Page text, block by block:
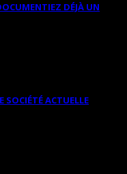
DÉJÀ UN
SOCIÉTÉ ACTUELLE